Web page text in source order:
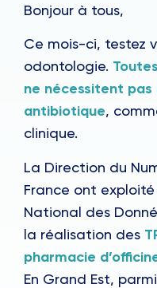
Bonjour à tous,
Ce mois-ci, testez
odontologie.
ne nécessitent
antibiotique,
clinique.
La Direction du
France ont
National des
la réalisation des
pharmacie
En Grand Est,